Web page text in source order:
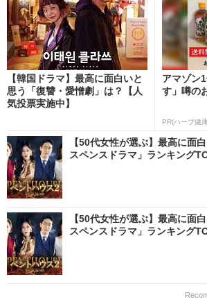
【韓国ドラマ】最高に面白いと
思う「復讐・愛憎劇」は？【人
気投票実施中】
アマゾン
す」噂の
PR(ハーブ健
【50代女性が選ぶ】最高に面
スペンスドラマ」ランキング
【50代女性が選ぶ】最高に面
スペンスドラマ」ランキング